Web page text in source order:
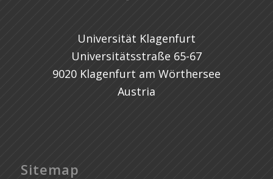
Universität Klagenfurt
Universitätsstraße 65-67
9020 Klagenfurt am Wörthersee
Austria
Sitemap